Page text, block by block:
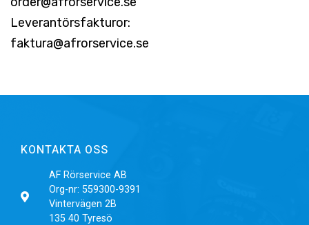
Leverantörsfakturor:
faktura@afrorservice.se
KONTAKTA OSS
AF Rörservice AB
Org-nr: 559300-9391
Vintervägen 2B
135 40 Tyresö